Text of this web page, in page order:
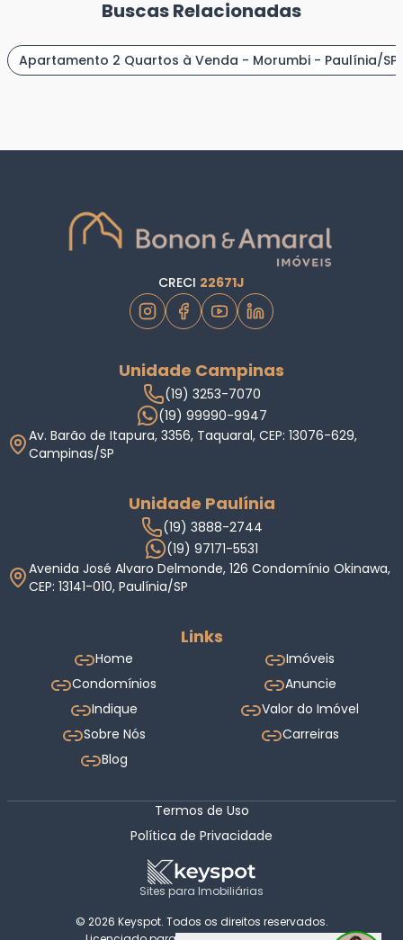
Buscas Relacionadas
Apartamento 2 Quartos à Venda - Morumbi - Paulínia/SP
CRECI 22671J
Unidade Campinas
(19) 3253-7070
(19) 99990-9947
Av. Barão de Itapura, 3356, Taquaral, CEP: 13076-629,
Campinas/SP
Unidade Paulínia
(19) 3888-2744
(19) 97171-5531
Avenida José Alvaro Delmonde, 126 Condomínio Okinawa,
CEP: 13141-010, Paulínia/SP
Links
Home
Imóveis
Condomínios
Anuncie
Indique
Valor do Imóvel
Sobre Nós
Carreiras
Blog
Termos de Uso
Política de Privacidade
Sites para Imobiliárias
© 2026 Keyspot. Todos os direitos reservados.